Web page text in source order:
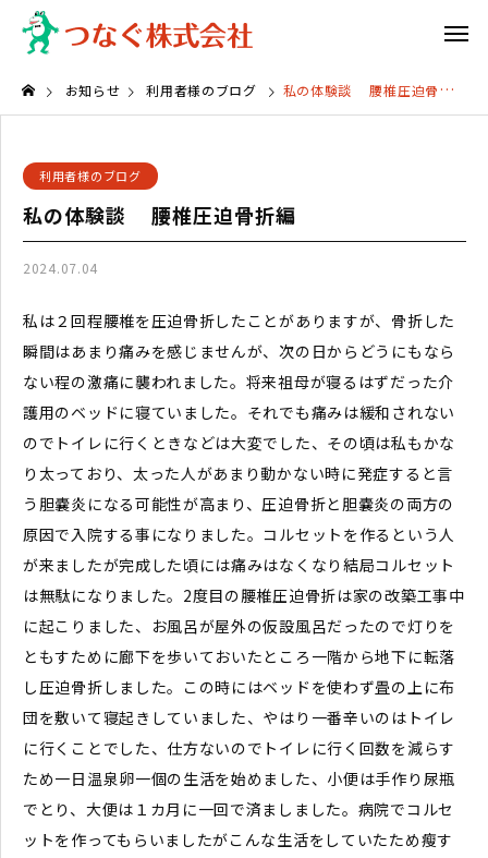
お知らせ 利用者様のブログ 私の体験談 腰椎圧迫骨折編
利用者様のブログ
私の体験談 腰椎圧迫骨折編
2024.07.04
私は２回程腰椎を圧迫骨折したことがありますが、骨折した
瞬間はあまり痛みを感じませんが、次の日からどうにもなら
ない程の激痛に襲われました。将来祖母が寝るはずだった介
護用のベッドに寝ていました。それでも痛みは緩和されない
のでトイレに行くときなどは大変でした、その頃は私もかな
り太っており、太った人があまり動かない時に発症すると言
う胆嚢炎になる可能性が高まり、圧迫骨折と胆嚢炎の両方の
原因で入院する事になりました。コルセットを作るという人
が来ましたが完成した頃には痛みはなくなり結局コルセット
は無駄になりました。2度目の腰椎圧迫骨折は家の改築工事中
に起こりました、お風呂が屋外の仮設風呂だったので灯りを
ともすために廊下を歩いておいたところ一階から地下に転落
し圧迫骨折しました。この時にはベッドを使わず畳の上に布
団を敷いて寝起きしていました、やはり一番辛いのはトイレ
に行くことでした、仕方ないのでトイレに行く回数を減らす
ため一日温泉卵一個の生活を始めました、小便は手作り尿瓶
でとり、大便は１カ月に一回で済ましました。病院でコルセ
ットを作ってもらいましたがこんな生活をしていたため瘦す